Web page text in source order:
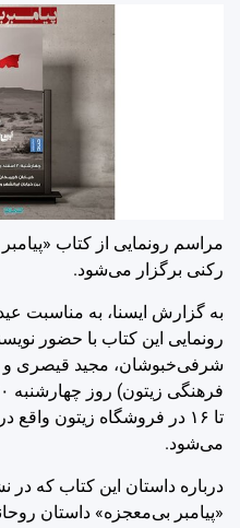
مراسم رونمایی از کتاب
رکنی برگزار می‌شود.
به گزارش ایسنا، به ‌مناسبت
رونمایی این کتاب با حضور
شرفی‌خبوشان، مجید قیصری و
تا ۱۶ در فروشگاه زیتون
می‌شود.
درباره داستان این کتاب که
«پیامبر بی‌معجزه» داستان